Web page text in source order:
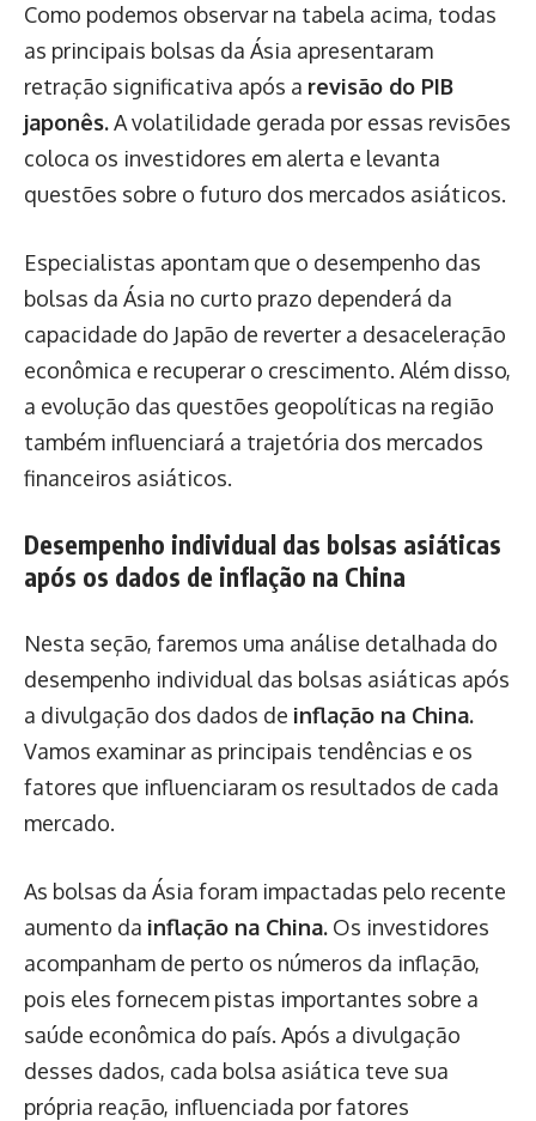
Como podemos observar na tabela acima, todas
as principais bolsas da Ásia apresentaram
retração significativa após a revisão do PIB
japonês.A volatilidade gerada por essas revisões
coloca os investidores em alerta e levanta
questões sobre o futuro dos mercados asiáticos.
Especialistas apontam que o desempenho das
bolsas da Ásia no curto prazo dependerá da
capacidade do Japão de reverter a desaceleração
econômica e recuperar o crescimento. Além disso,
a evolução das questões geopolíticas na região
também influenciará a trajetória dos mercados
financeiros asiáticos.
Desempenho individual das bolsas asiáticas
após os dados de inflação na China
Nesta seção, faremos uma análise detalhada do
desempenho individual das bolsas asiáticas após
a divulgação dos dados de inflação na China.
Vamos examinar as principais tendências e os
fatores que influenciaram os resultados de cada
mercado.
As bolsas da Ásia foram impactadas pelo recente
aumento da inflação na China. Os investidores
acompanham de perto os números da inflação,
pois eles fornecem pistas importantes sobre a
saúde econômica do país. Após a divulgação
desses dados, cada bolsa asiática teve sua
própria reação, influenciada por fatores